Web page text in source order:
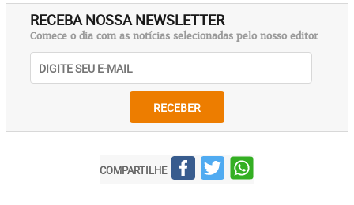
RECEBA NOSSA NEWSLETTER
Comece o dia com as notícias selecionadas pelo nosso editor
RECEBER
COMPARTILHE